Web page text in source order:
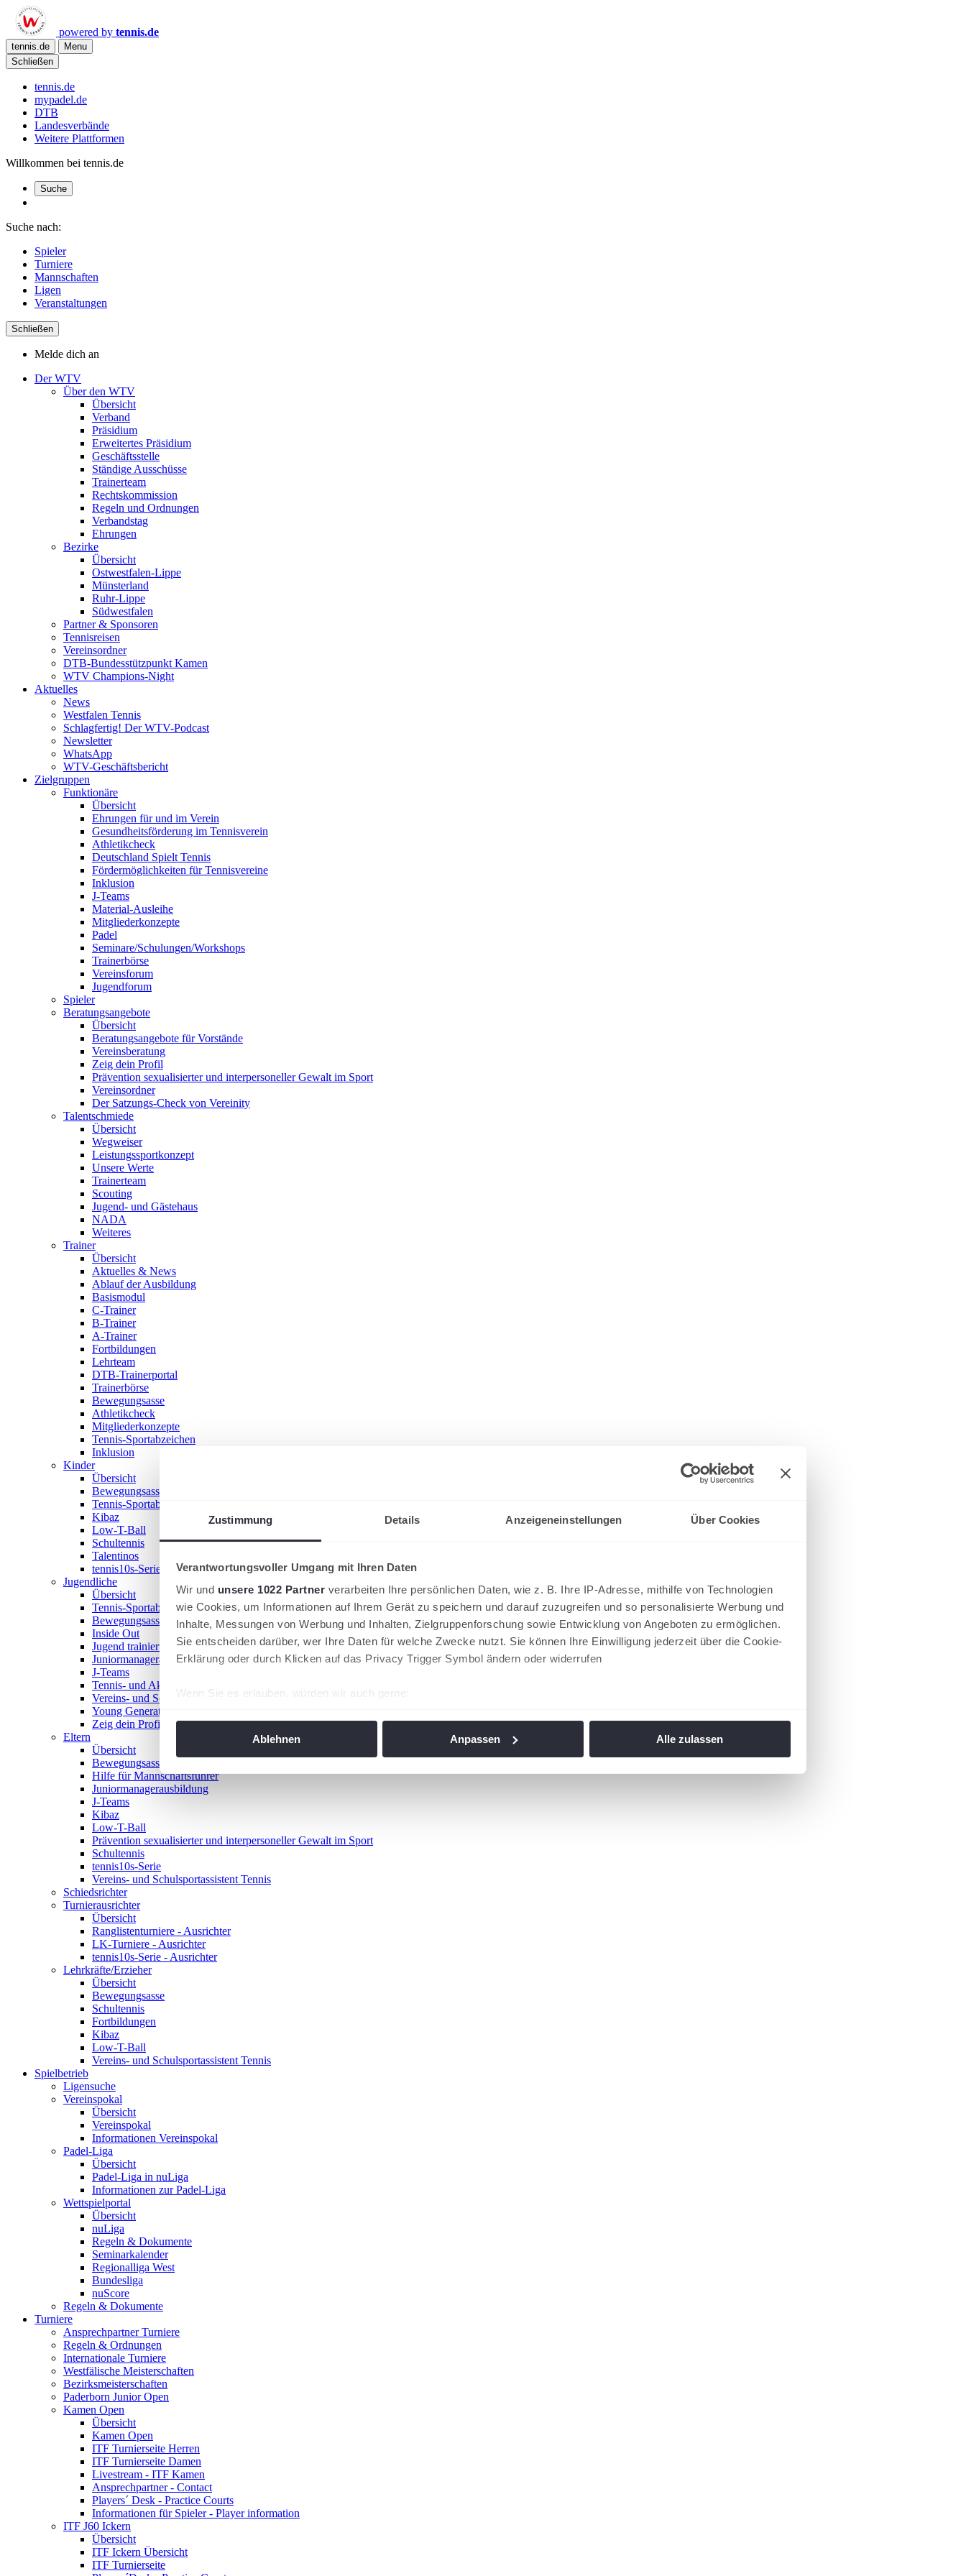
Zustimmung Details Anzeigeneinstellungen Über Cookies
Verantwortungsvoller Umgang mit Ihren Daten
Wir und unsere 1022 Partner verarbeiten Ihre persönlichen Daten, wie z. B. Ihre IP-Adresse, mithilfe von Technologien
wie Cookies, um Informationen auf Ihrem Gerät zu speichern und darauf zuzugreifen und so personalisierte Werbung und
Inhalte, Messungen von Werbung und Inhalten, Zielgruppenforschung sowie Entwicklung von Angeboten zu ermöglichen.
Sie entscheiden darüber, wer Ihre Daten für welche Zwecke nutzt. Sie können Ihre Einwilligung jederzeit über die Cookie-
Erklärung oder durch Klicken auf das Privacy Trigger Symbol ändern oder widerrufen
Wenn Sie es erlauben, würden wir auch gerne:
Website an unsere Partner für soziale Medien, Werbung und Analysen weiter. Unsere Partner führen diese Informationen
angepasst werden.
Ablehnen Anpassen Alle zulassen
powered by tennis.de
tennis.de
Menu
Schließen
tennis.de
mypadel.de
DTB
Landesverbände
Weitere Plattformen
Willkommen bei tennis.de
Suche
Suche nach:
Spieler
Turniere
Mannschaften
Ligen
Veranstaltungen
Schließen
Melde dich an
Der WTV
Über den WTV
Übersicht
Verband
Präsidium
Erweitertes Präsidium
Geschäftsstelle
Ständige Ausschüsse
Trainerteam
Rechtskommission
Regeln und Ordnungen
Verbandstag
Ehrungen
Bezirke
Übersicht
Ostwestfalen-Lippe
Münsterland
Ruhr-Lippe
Südwestfalen
Partner & Sponsoren
Tennisreisen
Vereinsordner
DTB-Bundesstützpunkt Kamen
WTV Champions-Night
Aktuelles
News
Westfalen Tennis
Schlagfertig! Der WTV-Podcast
Newsletter
WhatsApp
WTV-Geschäftsbericht
Zielgruppen
Funktionäre
Übersicht
Ehrungen für und im Verein
Gesundheitsförderung im Tennisverein
Athletikcheck
Deutschland Spielt Tennis
Fördermöglichkeiten für Tennisvereine
Inklusion
J-Teams
Material-Ausleihe
Mitgliederkonzepte
Padel
Seminare/Schulungen/Workshops
Trainerbörse
Vereinsforum
Jugendforum
Spieler
Beratungsangebote
Übersicht
Beratungsangebote für Vorstände
Vereinsberatung
Zeig dein Profil
Prävention sexualisierter und interpersoneller Gewalt im Sport
Vereinsordner
Der Satzungs-Check von Vereinity
Talentschmiede
Übersicht
Wegweiser
Leistungssportkonzept
Unsere Werte
Trainerteam
Scouting
Jugend- und Gästehaus
NADA
Weiteres
Trainer
Übersicht
Aktuelles & News
Ablauf der Ausbildung
Basismodul
C-Trainer
B-Trainer
A-Trainer
Fortbildungen
Lehrteam
DTB-Trainerportal
Trainerbörse
Bewegungsasse
Athletikcheck
Mitgliederkonzepte
Tennis-Sportabzeichen
Inklusion
Kinder
Übersicht
Bewegungsasse
Tennis-Sportabzeichen
Kibaz
Low-T-Ball
Schultennis
Talentinos
tennis10s-Serie
Jugendliche
Übersicht
Tennis-Sportabzeichen
Bewegungsasse
Inside Out
Jugend trainiert für Olympia
Juniormanagerausbildung
J-Teams
Tennis- und Aktivwoche
Vereins- und Schulsportassistent Tennis
Young Generation Award
Zeig dein Profil
Eltern
Übersicht
Bewegungsasse
Hilfe für Mannschaftsführer
Juniormanagerausbildung
J-Teams
Kibaz
Low-T-Ball
Prävention sexualisierter und interpersoneller Gewalt im Sport
Schultennis
tennis10s-Serie
Vereins- und Schulsportassistent Tennis
Schiedsrichter
Turnierausrichter
Übersicht
Ranglistenturniere - Ausrichter
LK-Turniere - Ausrichter
tennis10s-Serie - Ausrichter
Lehrkräfte/Erzieher
Übersicht
Bewegungsasse
Schultennis
Fortbildungen
Kibaz
Low-T-Ball
Vereins- und Schulsportassistent Tennis
Spielbetrieb
Ligensuche
Vereinspokal
Übersicht
Vereinspokal
Informationen Vereinspokal
Padel-Liga
Übersicht
Padel-Liga in nuLiga
Informationen zur Padel-Liga
Wettspielportal
Übersicht
nuLiga
Regeln & Dokumente
Seminarkalender
Regionalliga West
Bundesliga
nuScore
Regeln & Dokumente
Turniere
Ansprechpartner Turniere
Regeln & Ordnungen
Internationale Turniere
Westfälische Meisterschaften
Bezirksmeisterschaften
Paderborn Junior Open
Kamen Open
Übersicht
Kamen Open
ITF Turnierseite Herren
ITF Turnierseite Damen
Livestream - ITF Kamen
Ansprechpartner - Contact
Players´ Desk - Practice Courts
Informationen für Spieler - Player information
ITF J60 Ickern
Übersicht
ITF Ickern Übersicht
ITF Turnierseite